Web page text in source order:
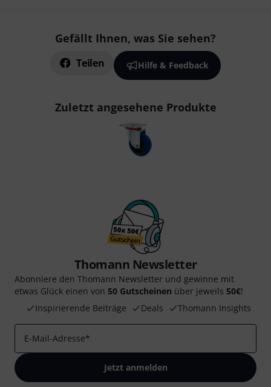
Gefällt Ihnen, was Sie sehen?
Teilen Hilfe & Feedback
Zuletzt angesehene Produkte
Thomann Newsletter
Abonniere den Thomann Newsletter und gewinne mit
etwas Glück einen von 50 Gutscheinen über jeweils 50€!
Inspirierende Beiträge
Deals Thomann Insights
E-Mail-Adresse*
Jetzt anmelden